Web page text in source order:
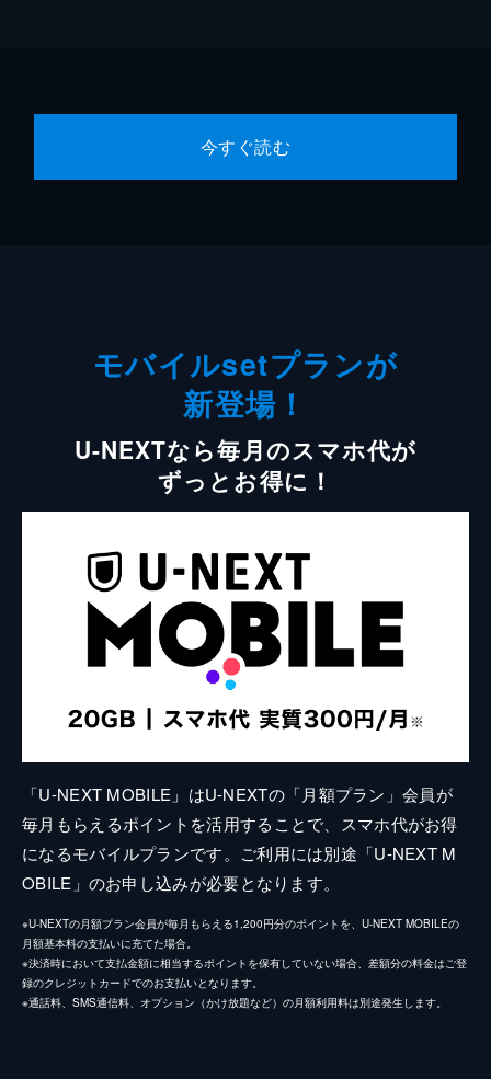
今すぐ読む
モバイルsetプランが
新登場！
U-NEXTなら毎月のスマホ代が
ずっとお得に！
「U-NEXT MOBILE」はU-NEXTの「月額プラン」会員が
毎月もらえるポイントを活用することで、スマホ代がお得
になるモバイルプランです。ご利用には別途「U-NEXT M
OBILE」のお申し込みが必要となります。
※U-NEXTの月額プラン会員が毎月もらえる1,200円分のポイントを、U-NEXT MOBILEの
月額基本料の支払いに充てた場合。
※決済時において支払金額に相当するポイントを保有していない場合、差額分の料金はご登
録のクレジットカードでのお支払いとなります。
※通話料、SMS通信料、オプション（かけ放題など）の月額利用料は別途発生します。